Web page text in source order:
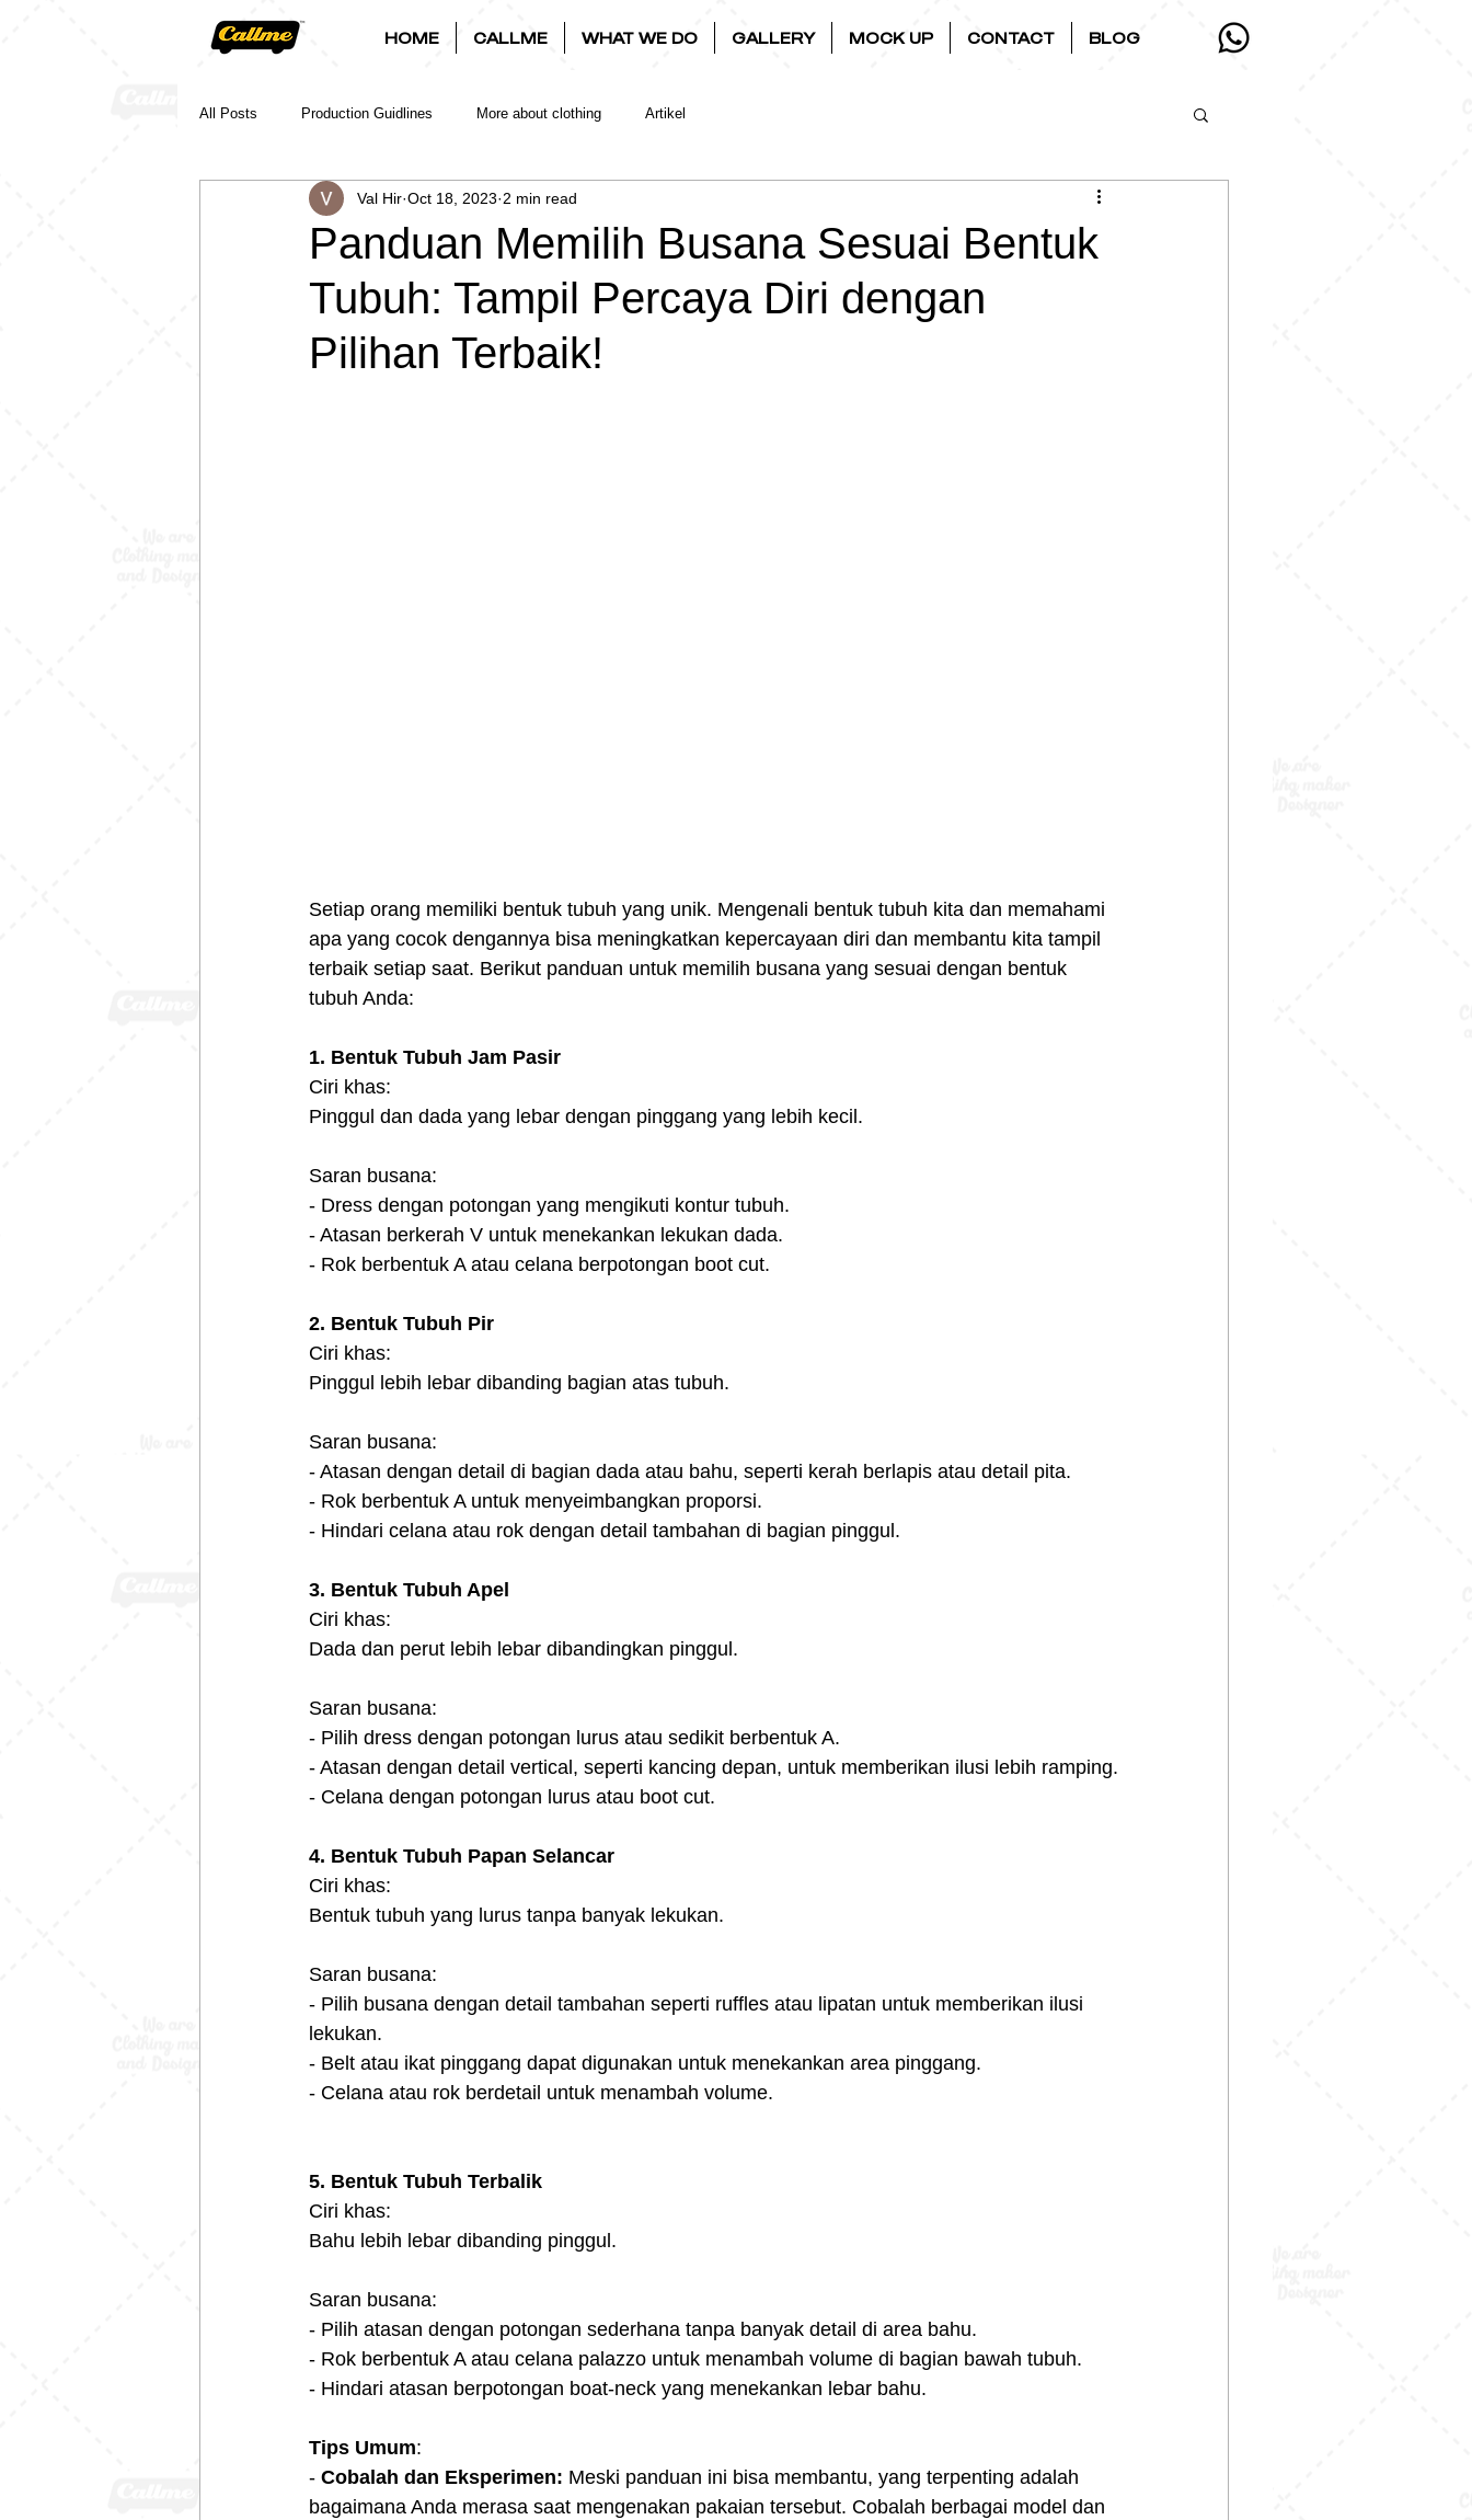
HOME CALLME WHAT WE DO GALLERY MOCK UP CONTACT BLOG
All Posts Production Guidlines More about clothing Artikel
Panduan Memilih Busana Sesuai Bentuk
Tubuh: Tampil Percaya Diri dengan
Pilihan Terbaik!
Val Hir Oct 18, 2023 2 min read
Setiap orang memiliki bentuk tubuh yang unik. Mengenali bentuk tubuh kita dan memahami
apa yang cocok dengannya bisa meningkatkan kepercayaan diri dan membantu kita tampil
terbaik setiap saat. Berikut panduan untuk memilih busana yang sesuai dengan bentuk
tubuh Anda:
1. Bentuk Tubuh Jam Pasir
Ciri khas:
Pinggul dan dada yang lebar dengan pinggang yang lebih kecil.
Saran busana:
- Dress dengan potongan yang mengikuti kontur tubuh.
- Atasan berkerah V untuk menekankan lekukan dada.
- Rok berbentuk A atau celana berpotongan boot cut.
2. Bentuk Tubuh Pir
Ciri khas:
Pinggul lebih lebar dibanding bagian atas tubuh.
Saran busana:
- Atasan dengan detail di bagian dada atau bahu, seperti kerah berlapis atau detail pita.
- Rok berbentuk A untuk menyeimbangkan proporsi.
- Hindari celana atau rok dengan detail tambahan di bagian pinggul.
3. Bentuk Tubuh Apel
Ciri khas:
Dada dan perut lebih lebar dibandingkan pinggul.
Saran busana:
- Pilih dress dengan potongan lurus atau sedikit berbentuk A.
- Atasan dengan detail vertical, seperti kancing depan, untuk memberikan ilusi lebih ramping.
- Celana dengan potongan lurus atau boot cut.
4. Bentuk Tubuh Papan Selancar
Ciri khas:
Bentuk tubuh yang lurus tanpa banyak lekukan.
Saran busana:
- Pilih busana dengan detail tambahan seperti ruffles atau lipatan untuk memberikan ilusi
lekukan.
- Belt atau ikat pinggang dapat digunakan untuk menekankan area pinggang.
- Celana atau rok berdetail untuk menambah volume.
5. Bentuk Tubuh Terbalik
Ciri khas:
Bahu lebih lebar dibanding pinggul.
Saran busana:
- Pilih atasan dengan potongan sederhana tanpa banyak detail di area bahu.
- Rok berbentuk A atau celana palazzo untuk menambah volume di bagian bawah tubuh.
- Hindari atasan berpotongan boat-neck yang menekankan lebar bahu.
Tips Umum:
- Cobalah dan Eksperimen: Meski panduan ini bisa membantu, yang terpenting adalah
bagaimana Anda merasa saat mengenakan pakaian tersebut. Cobalah berbagai model dan